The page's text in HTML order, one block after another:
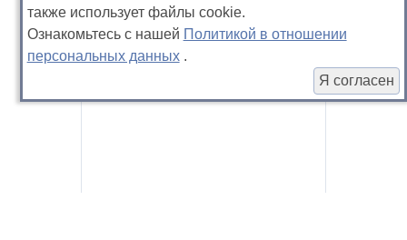
также использует файлы cookie.
Ознакомьтесь с нашей Политикой в отношении
персональных данных .
Я согласен